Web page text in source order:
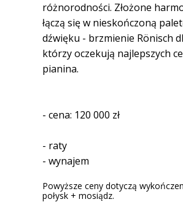
różnorodności. Złożone
łączą się w nieskończoną
dźwięku - brzmienie Rönisch
którzy oczekują najlepszych
pianina.
- cena: 120 000 zł
- raty
- wynajem
Powyższe ceny dotyczą
połysk + mosiądz.